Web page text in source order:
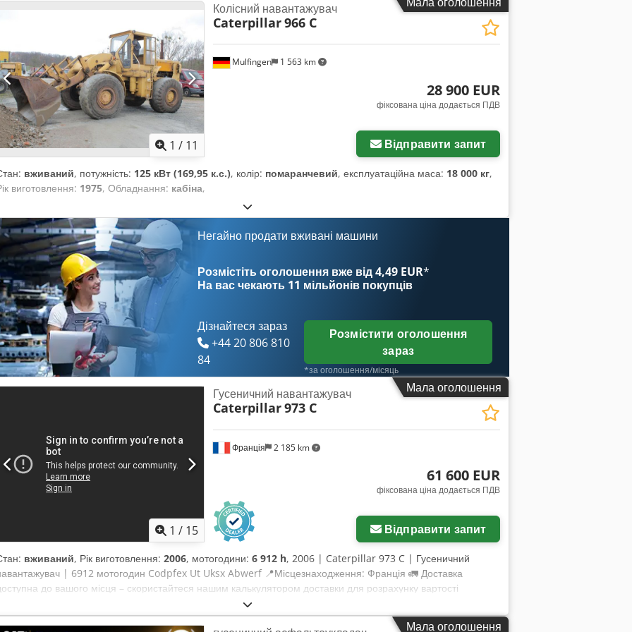
1 / 11
Mulfingen 1 563 km
Колісний навантажувач
Caterpillar966 C
28 900 EUR
фіксована ціна додається ПДВ
Відправити запит
вживаний, потужність: 125 кВт (169,95 к.с.), колір: помаранчевий, експлуатаційна маса: 18 000 кг,
виготовлення: 1975, Обладнання: кабіна,
Негайно продати вживані машини
Розмістіть оголошення вже від 4,49 EUR*
На вас чекають 11 мільйонів покупців
Дізнайтеся зараз
+44 20 806 810
84
Розмістити оголошення
зараз
*за оголошення/місяць
Мала оголошення
1 / 15
Франція 2 185 km
Гусеничний навантажувач
Caterpillar973 C
61 600 EUR
фіксована ціна додається ПДВ
Відправити запит
вживаний, Рік виготовлення: 2006, мотогодини: 6 912 h, 2006 | Caterpillar 973 C | Гусеничний
| 6912 мотогодин Codpfex Ut Uksx Abwerf 📍Місцезнаходження: Франція 🚛 Доставка
до вашого місця – скористайтеся нашим калькулятором доставки для розрахунку вартості
транспортування! 💰 Купуйте зараз за 61 600 EUR або зробіть свою пропозицію. Оплата при доставці
за невелику доплату (підлягає схваленню)* 👷‍♂️ Інспекція виконана незалежним експертом 36
Мала оголошення